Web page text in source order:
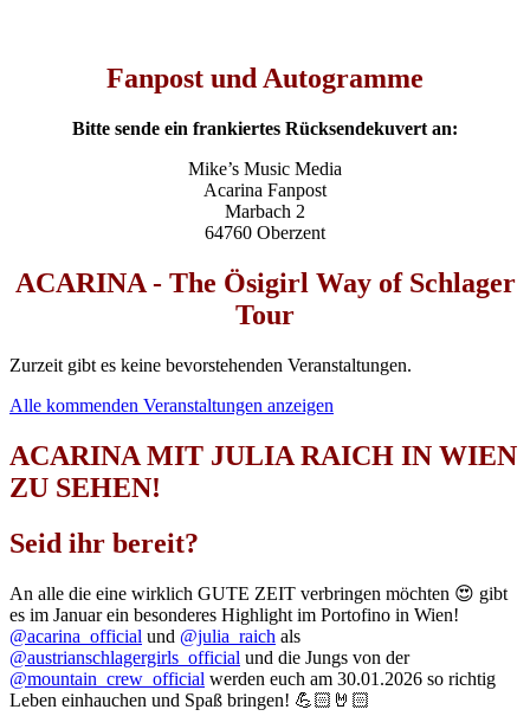
Fanpost und Autogramme
Bitte sende ein frankiertes Rücksendekuvert an:
Mike’s Music Media
Acarina Fanpost
Marbach 2
64760 Oberzent
ACARINA - The Ösigirl Way of Schlager
Tour
Zurzeit gibt es keine bevorstehenden Veranstaltungen.
Alle kommenden Veranstaltungen anzeigen
ACARINA MIT JULIA RAICH IN WIEN
ZU SEHEN!
Seid ihr bereit?
An alle die eine wirklich GUTE ZEIT verbringen möchten 😍 gibt
es im Januar ein besonderes Highlight im Portofino in Wien!
@acarina_official und @julia_raich als
@austrianschlagergirls_official und die Jungs von der
@mountain_crew_official werden euch am 30.01.2026 so richtig
Leben einhauchen und Spaß bringen! 💪🏻🤘🏻